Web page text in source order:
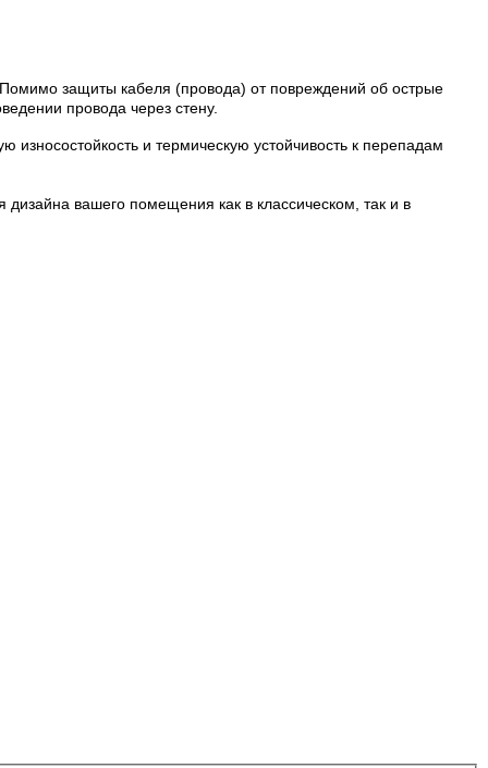
защиты кабеля (провода) от повреждений об острые
провода через стену.
и термическую устойчивость к перепадам
вашего помещения как в классическом, так и в